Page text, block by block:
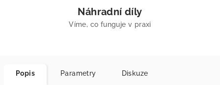
Náhradní díly
Víme, co funguje v praxi
Popis Parametry Diskuze